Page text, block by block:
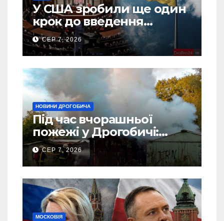
У США зробили ще один
крок до введення
“пекельних санкцій”
проти Росії
СЕР 7, 2026
НОВИНИ ДРОГОБИЧА
Під час вчорашньої
пожежі у Дрогобичі:
“врятовано” 4 гаражі
(Відео)
СЕР 7, 2026
МОСКОВІЯ